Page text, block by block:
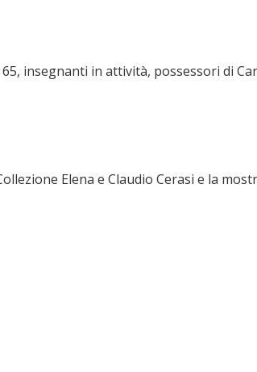
insegnanti in attività, possessori di
Elena e Claudio Cerasi e la